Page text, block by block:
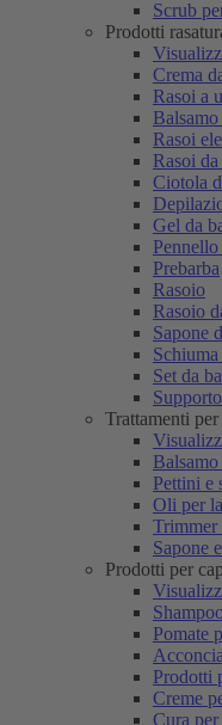
Scrub
Prodotti
Crema
Rasoi a
Rasoi
Rasoi
Ciotola
Gel da
Pennello
Prebarba
Rasoio
Rasoio
Sapone
Schiuma
Set da
Trattamenti per
Balsamo
Pettini e
Oli per
Trimmer
Sapone
Prodotti per
Pomate
Prodotti
Creme
Cura